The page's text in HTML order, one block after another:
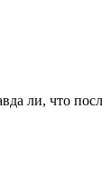
ли, что